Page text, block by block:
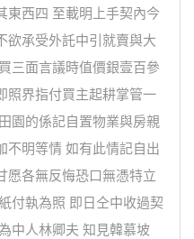
東西四 至載明上手契內今
欲承受外託中引就賣與大
三面言議時值價銀壹百參
照界指付買主起耕掌管一
園的係記自置物業與房親
不明等情 如有此情記自出
愿各無反悔恐口無憑特立
付執為照 即日仝中收過契
中人林卿夫 知見韓慕坡